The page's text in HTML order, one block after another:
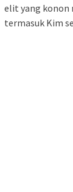
elit yang konon
termasuk Kim